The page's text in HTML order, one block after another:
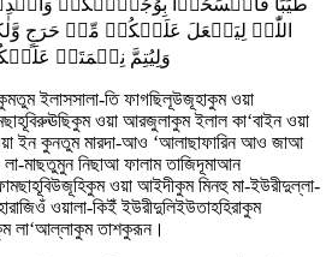
اللّٰہُ لِیَجۡعَلَ عَلَیۡکُمۡ مِّنۡ حَرَجٍ
وَلِیُتِمَّ نِعۡمَتَہٗ
ইলাসসালা-তি ফাগছিলূউজূহাকুম ওয়া
ওয়া আরজুলাকুম ইলাল কা‘বাইন ওয়া
ইন কুনতুম মারদা-আও ‘আলাছাফারিন আও জাআ
মাছতুমুন নিছাআ ফালাম তাজিদূমাআন
ফামছাহূবিউজূহিকুম ওয়া আইদীকুম মিনহু মা-ইউরীদুল্লা-
ওয়ালা-কিইঁ ইউরীদুলিইউতাহহিরাকুম
লা‘আল্লাকুম তাশকুরূন।